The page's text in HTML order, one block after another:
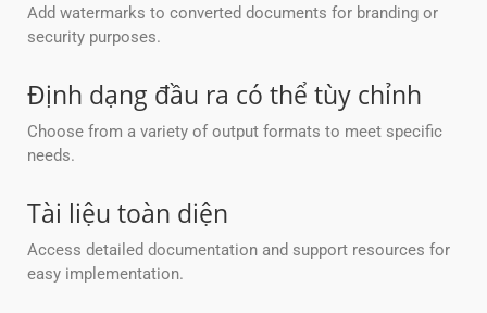
Add watermarks to converted documents for branding or
security purposes.
Định dạng đầu ra có thể tùy chỉnh
Choose from a variety of output formats to meet specific
needs.
Tài liệu toàn diện
Access detailed documentation and support resources for
easy implementation.